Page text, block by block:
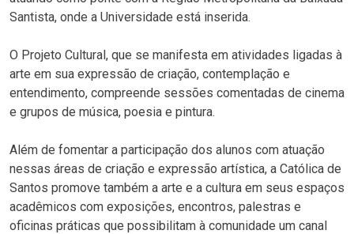
Santista, onde a Universidade está inserida.
O Projeto Cultural, que se manifesta em atividades ligadas à
arte em sua expressão de criação, contemplação e
entendimento, compreende sessões comentadas de cinema
e grupos de música, poesia e pintura.
Além de fomentar a participação dos alunos com atuação
nessas áreas de criação e expressão artística, a Católica de
Santos promove também a arte e a cultura em seus espaços
acadêmicos com exposições, encontros, palestras e
oficinas práticas que possibilitam à comunidade um canal